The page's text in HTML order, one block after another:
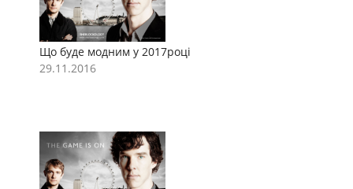
Що буде модним у 2017році
29.11.2016